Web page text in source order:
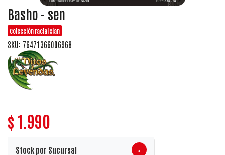
Basho - sen
Colección racial xian
SKU: 76471366006968
$ 1.990
Stock por Sucursal +